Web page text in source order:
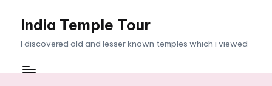
India Temple Tour
I discovered old and lesser known temples which i viewed